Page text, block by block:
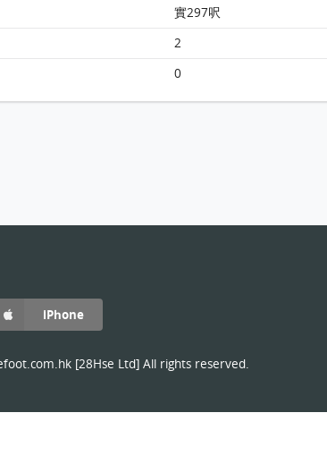
實297呎
2
0
iPhone
[28Hse Ltd] All rights reserved.